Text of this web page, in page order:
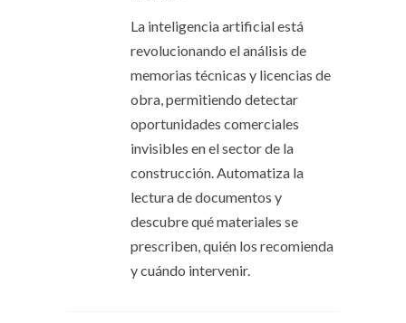
La inteligencia artificial está
revolucionando el análisis de
memorias técnicas y licencias de
obra, permitiendo detectar
oportunidades comerciales
invisibles en el sector de la
construcción. Automatiza la
lectura de documentos y
descubre qué materiales se
prescriben, quién los recomienda
y cuándo intervenir.